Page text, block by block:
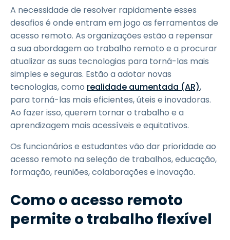
A necessidade de resolver rapidamente esses
desafios é onde entram em jogo as ferramentas de
acesso remoto. As organizações estão a repensar
a sua abordagem ao trabalho remoto e a procurar
atualizar as suas tecnologias para torná-las mais
simples e seguras. Estão a adotar novas
tecnologias, como realidade aumentada (AR),
para torná-las mais eficientes, úteis e inovadoras.
Ao fazer isso, querem tornar o trabalho e a
aprendizagem mais acessíveis e equitativos.
Os funcionários e estudantes vão dar prioridade ao
acesso remoto na seleção de trabalhos, educação,
formação, reuniões, colaborações e inovação.
Como o acesso remoto
permite o trabalho flexível